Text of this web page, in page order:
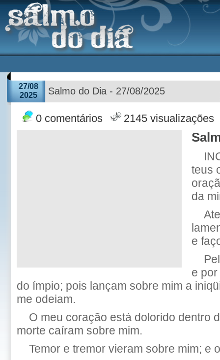
27/08
2025
Salmo do Dia - 27/08/2025
0 comentários 2145 visualizações
teus
da
e
e
do ímpio; pois lançam sobre mim a
me odeiam.
O meu coração está dolorido dentro
morte caíram sobre mim.
Temor e tremor vieram sobre mim; e